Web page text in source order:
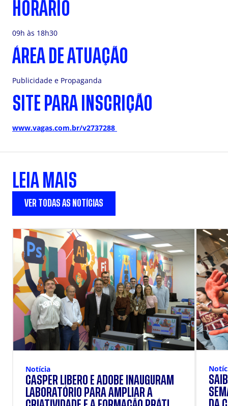
HORÁRIO
09h às 18h30
ÁREA DE ATUAÇÃO
Publicidade e Propaganda
SITE PARA INSCRIÇÃO
www.vagas.com.br/v2737288
LEIA MAIS
VER TODAS AS NOTÍCIAS
Notícia
CÁSPER LÍBERO E ADOBE INAUGURAM
LABORATÓRIO PARA AMPLIAR A